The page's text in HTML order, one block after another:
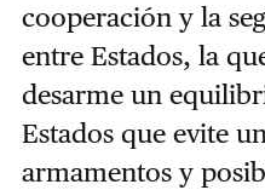
cooperación y la
entre Estados, la
desarme un
Estados que evite
armamentos y